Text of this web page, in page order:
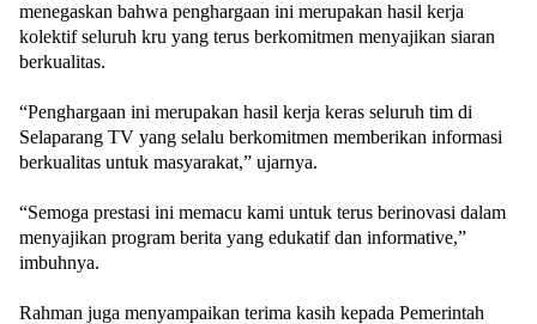
menegaskan bahwa penghargaan ini merupakan hasil kerja
kolektif seluruh kru yang terus berkomitmen menyajikan siaran
berkualitas.
“Penghargaan ini merupakan hasil kerja keras seluruh tim di
Selaparang TV yang selalu berkomitmen memberikan informasi
berkualitas untuk masyarakat,” ujarnya.
“Semoga prestasi ini memacu kami untuk terus berinovasi dalam
menyajikan program berita yang edukatif dan informative,”
imbuhnya.
Rahman juga menyampaikan terima kasih kepada Pemerintah